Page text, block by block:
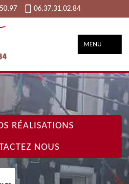
06.37.31.02.84
MENU
RÉALISATIONS
NOUS